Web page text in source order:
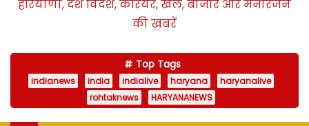
हरियाणा, देश विदेश, करियर, खेल, बाजार और मनोरंजन
की ख़बरें
Top Tags
indianews india indialive haryana
haryanalive
rohtaknews
HARYANANEWS